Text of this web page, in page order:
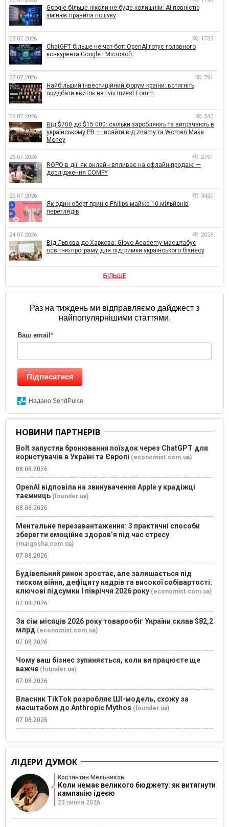
Google більше ніколи не буде колишнім: AI повністю
змінює правила пошуку
28.07.2026 1733
ChatGPT більше не чат-бот: OpenAI готує головного
конкурента Google і Microsoft
27.07.2026 791
Найбільший інвестиційний форум країни: встигніть
придбати квиток на Lviv Invest Forum
26.07.2026 543
Від $700 до $15 000: скільки заробляють та витрачають в
українському PR — інсайти від znamy та Women Make
Money
25.07.2026 2761
ROPO в дії: як онлайн впливає на офлайн-продажі —
дослідження COMFY
25.07.2026 3430
Як один оберт приніс Philips майже 10 мільйонів
переглядів
24.07.2026 2028
Від Львова до Харкова: Glovo Academy масштабує
освітню програму для підтримки українського бізнесу
БІЛЬШЕ
Раз на тиждень ми відправляємо дайджест з
найпопулярнішими статтями.
Ваш email*
Підписатися
Надано SendPulse
НОВИНИ ПАРТНЕРІВ
Bolt запустив бронювання поїздок через ChatGPT для
користувачів в Україні та Європі (economist.com.ua)
08.08.2026
OpenAI відповіла на звинувачення Apple у крадіжці
таємниць (founder.ua)
08.08.2026
Ментальне перезавантаження: 3 практичні способи
зберегти емоційне здоров’я під час стресу
(margosha.com.ua)
07.08.2026
Будівельний ринок зростає, але залишається під
тиском війни, дефіциту кадрів та високої собівартості:
ключові підсумки І півріччя 2026 року (economist.com.ua)
07.08.2026
За сім місяців 2026 року товарообіг України склав $82,2
млрд (economist.com.ua)
07.08.2026
Чому ваш бізнес зупиняється, коли ви працюєте ще
важче (founder.ua)
07.08.2026
Власник TikTok розробляє ШІ-модель, схожу за
масштабом до Anthropic Mythos (founder.ua)
07.08.2026
ЛІДЕРИ ДУМОК
Костянтин Мельников
Коли немає великого бюджету: як витягнути
кампанію ідеєю
23 липня 2026